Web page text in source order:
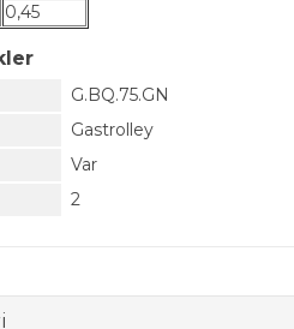
0,45
G.BQ.75.GN
Gastrolley
Var
2